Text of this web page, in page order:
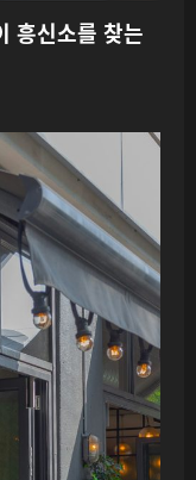
흥신소를 찾는